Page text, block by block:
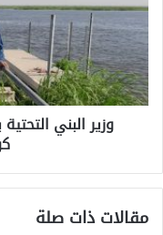
وزير البني
مقالات ذات صلة